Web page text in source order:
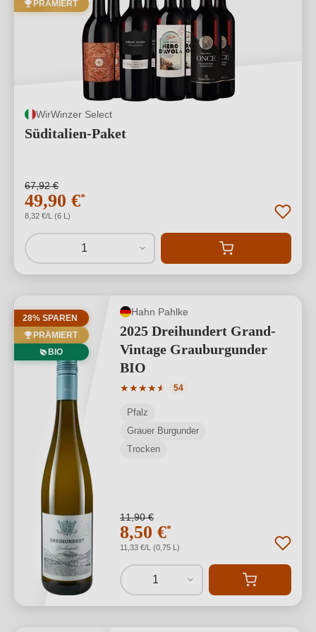
PRÄMIERT
WirWinzer Select
Süditalien-Paket
67,92 €
49,90 €*
8,32 €/L (6 L)
1
28% SPAREN
PRÄMIERT
BIO
Hahn Pahlke
2025 Dreihundert Grand-
Vintage Grauburgunder
BIO
★★★★★
★
Durchschnittliche Bewertung von 4.81
54
Pfalz
Grauer Burgunder
Trocken
11,90 €
8,50 €*
11,33 €/L (0,75 L)
1